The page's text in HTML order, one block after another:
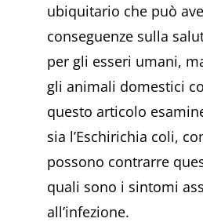
ubiquitario che può
conseguenze sulla
per gli esseri umani,
gli animali domestici
questo articolo
sia l’Eschirichia coli,
possono contrarre
quali sono i sintomi
all’infezione.